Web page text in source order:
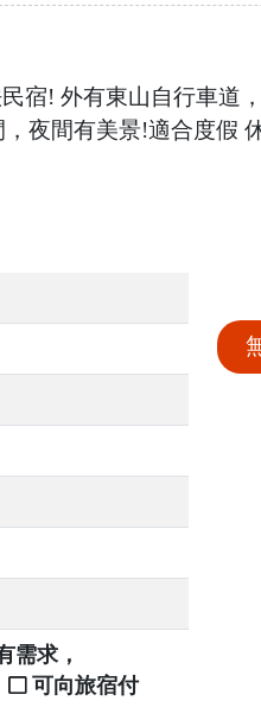
宿! 外有東山自行車道
夜間有美景!適合度假
需求，
可向旅宿付